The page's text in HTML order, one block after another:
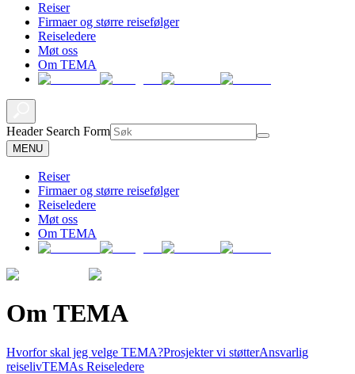
Reiser
Firmaer og større reisefølger
Reiseledere
Møt oss
Om TEMA
Header Search Form
MENU
Reiser
Firmaer og større reisefølger
Reiseledere
Møt oss
Om TEMA
Om TEMA
Hvorfor skal jeg velge TEMA?Prosjekter vi støtterAnsvarlig
reiselivTEMAs Reiseledere